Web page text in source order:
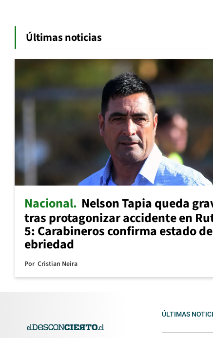
Últimas noticias
Nacional Nelson Tapia queda
tras protagonizar accidente en
5: Carabineros confirma estado de
ebriedad
Por Cristian Neira
ÚLTIMAS